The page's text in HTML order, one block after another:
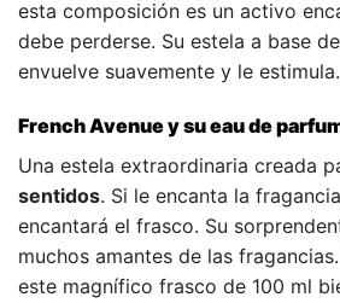
esta composición es un activo
debe perderse. Su estela a base
envuelve suavemente y le estimula.
French Avenue y su eau de
Una estela extraordinaria creada
sentidos. Si le encanta la
encantará el frasco. Su
muchos amantes de las
este magnífico frasco de 100 ml